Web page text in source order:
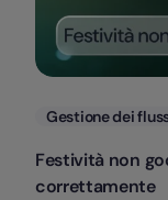
Categorie
Gestione dei
Festività non
correttamente